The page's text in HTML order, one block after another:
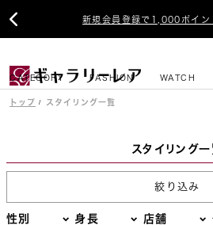
新入荷アイテム毎日12

CATEGORY FASHION WATCH
トップ スタイリング一覧
スタイリング
絞り込み
性別 身長 店舗